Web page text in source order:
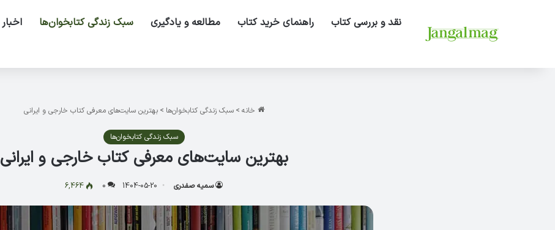
نقد و بررسی کتاب راهنمای خرید کتاب مطالعه و یادگیری سبک زندگی کتابخوان‌ها اخبار
خانه > سبک زندگی کتابخوان‌ها > بهترین سایت‌های معرفی کتاب خارجی و ایرانی
سبک زندگی کتابخوان‌ها
بهترین سایت‌های معرفی کتاب خارجی و ایرانی
سمیه صفدری 1404-05-20
0
6,464